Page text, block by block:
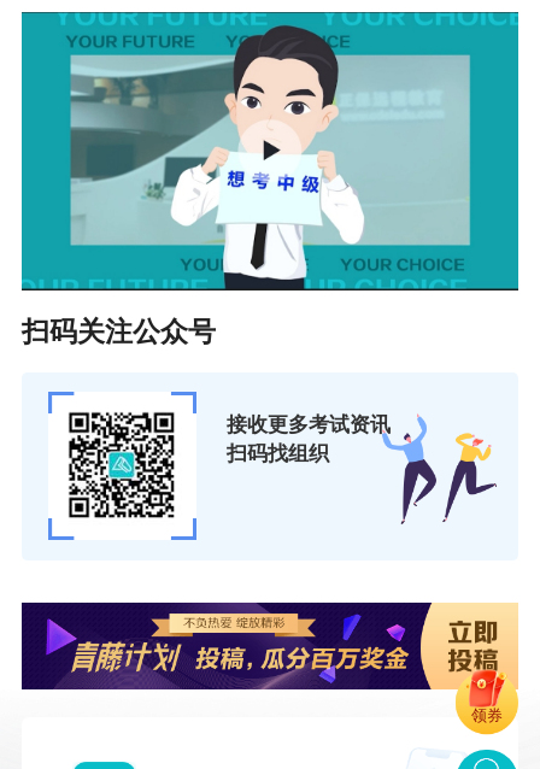
扫码关注公众号
接收更多考试资讯
扫码找组织
领券